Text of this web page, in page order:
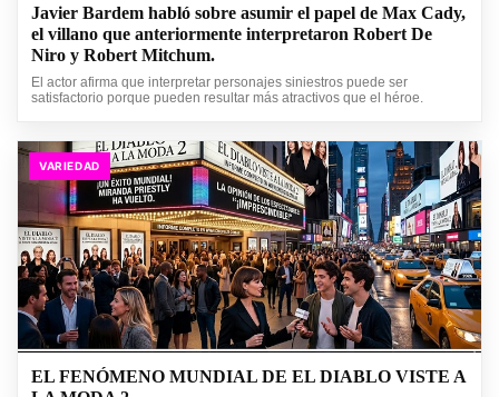
Javier Bardem habló sobre asumir el papel de Max Cady,
el villano que anteriormente interpretaron Robert De
Niro y Robert Mitchum.
El actor afirma que interpretar personajes siniestros puede ser
satisfactorio porque pueden resultar más atractivos que el héroe.
VARIEDAD
EL FENÓMENO MUNDIAL DE EL DIABLO VISTE A